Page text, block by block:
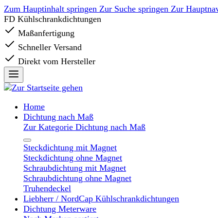
Zum Hauptinhalt springen Zur Suche springen Zur
FD Kühlschrankdichtungen
Maßanfertigung
Schneller Versand
Direkt vom Hersteller
Home
Dichtung nach Maß
Zur Kategorie Dichtung nach Maß
Steckdichtung mit Magnet
Steckdichtung ohne Magnet
Schraubdichtung mit Magnet
Schraubdichtung ohne Magnet
Truhendeckel
Liebherr / NordCap Kühlschrankdichtungen
Dichtung Meterware